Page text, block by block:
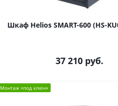
Шкаф Helios SMART-600 (HS-
37 210руб.
Монтаж «под ключ»